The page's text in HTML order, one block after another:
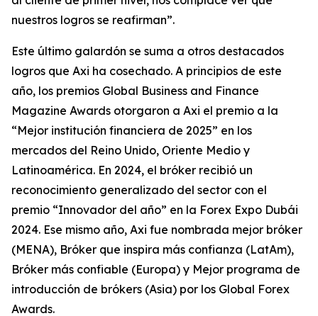
nuestros logros se reafirman”.
Este último galardón se suma a otros destacados
logros que Axi ha cosechado. A principios de este
año, los premios Global Business and Finance
Magazine Awards otorgaron a Axi el premio a la
“Mejor institución financiera de 2025” en los
mercados del Reino Unido, Oriente Medio y
Latinoamérica. En 2024, el bróker recibió un
reconocimiento generalizado del sector con el
premio “Innovador del año” en la Forex Expo Dubái
2024. Ese mismo año, Axi fue nombrada mejor bróker
(MENA), Bróker que inspira más confianza (LatAm),
Bróker más confiable (Europa) y Mejor programa de
introducción de brókers (Asia) por los Global Forex
Awards.